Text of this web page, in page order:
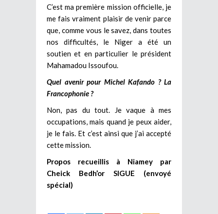
C’est ma première mission officielle, je
me fais vraiment plaisir de venir parce
que, comme vous le savez, dans toutes
nos difficultés, le Niger a été un
soutien et en particulier le président
Mahamadou Issoufou.
Quel avenir pour Michel Kafando ? La
Francophonie ?
Non, pas du tout. Je vaque à mes
occupations, mais quand je peux aider,
je le fais. Et c’est ainsi que j’ai accepté
cette mission.
Propos recueillis à Niamey par
Cheick Bedh’or SIGUE (envoyé
spécial)